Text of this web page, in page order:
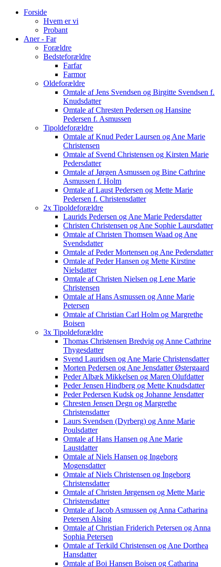
Forside
Hvem er vi
Probant
Aner - Far
Forældre
Bedsteforældre
Farfar
Farmor
Oldeforældre
Omtale af Jens Svendsen og Birgitte Svendsen f.
Knudsdatter
Omtale af Chresten Pedersen og Hansine
Pedersen f. Asmussen
Tipoldeforældre
Omtale af Knud Peder Laursen og Ane Marie
Christensen
Omtale af Svend Christensen og Kirsten Marie
Pedersdatter
Omtale af Jørgen Asmussen og Bine Cathrine
Asmussen f. Holm
Omtale af Laust Pedersen og Mette Marie
Pedersen f. Christensdatter
2x Tipoldeforældre
Laurids Pedersen og Ane Marie Pedersdatter
Christen Christensen og Ane Sophie Laursdatter
Omtale af Christen Thomsen Waad og Ane
Svendsdatter
Omtale af Peder Mortensen og Ane Pedersdatter
Omtale af Peder Hansen og Mette Kirstine
Nielsdatter
Omtale af Christen Nielsen og Lene Marie
Christensen
Omtale af Hans Asmussen og Anne Marie
Petersen
Omtale af Christian Carl Holm og Margrethe
Boisen
3x Tipoldeforældre
Thomas Christensen Bredvig og Anne Cathrine
Thygesdatter
Svend Lauridsen og Ane Marie Christensdatter
Morten Pedersen og Ane Jensdatter Østergaard
Peder Albæk Mikkelsen og Maren Olufdatter
Peder Jensen Hindberg og Mette Knudsdatter
Peder Pedersen Kudsk og Johanne Jensdatter
Chresten Jensen Degn og Margrethe
Christensdatter
Laurs Svendsen (Dyrberg) og Anne Marie
Poulsdatter
Omtale af Hans Hansen og Ane Marie
Laustdatter
Omtale af Niels Hansen og Ingeborg
Mogensdatter
Omtale af Niels Christensen og Ingeborg
Christensdatter
Omtale af Christen Jørgensen og Mette Marie
Christensdatter
Omtale af Jacob Asmussen og Anna Catharina
Petersen Alsing
Omtale af Christian Friderich Petersen og Anna
Sophia Petersen
Omtale af Terkild Christensen og Ane Dorthea
Hansdatter
Omtale af Boi Hansen Boisen og Catharina